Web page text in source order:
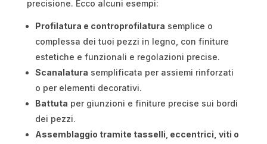
precisione. Ecco alcuni esempi:
Profilatura e controprofilatura semplice o
complessa dei tuoi pezzi in legno, con finiture
estetiche e funzionali e regolazioni precise.
Scanalatura semplificata per assiemi rinforzati
o per elementi decorativi.
Battuta per giunzioni e finiture precise sui bordi
dei pezzi.
Assemblaggio tramite tasselli eccentrici, viti o